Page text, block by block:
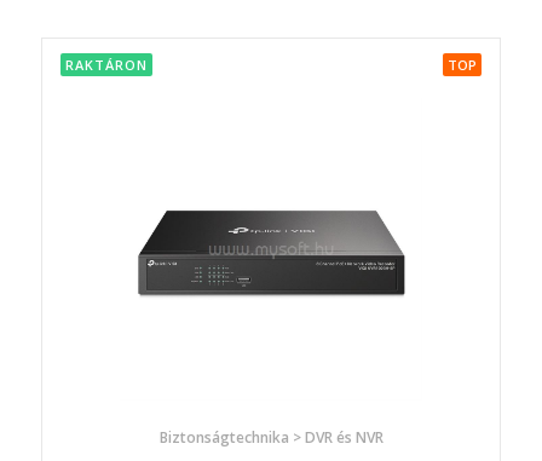
RAKTÁRON TOP
Biztonságtechnika > DVR és NVR